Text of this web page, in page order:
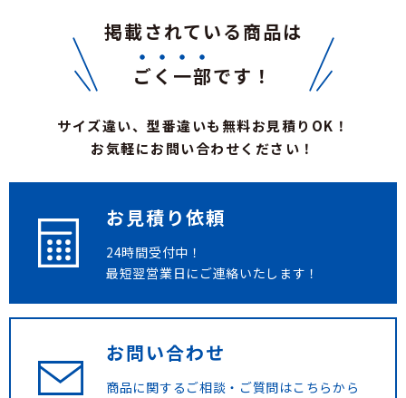
掲載されている商品は
ごく一部です！
サイズ違い、型番違いも無料お見積りOK！
お気軽にお問い合わせください！
お見積り依頼
24時間受付中！
最短翌営業日にご連絡いたします！
お問い合わせ
商品に関するご相談・ご質問はこちらから